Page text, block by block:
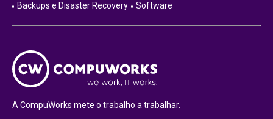
Backups e Disaster Recovery
Software
A CompuWorks mete o trabalho a trabalhar.